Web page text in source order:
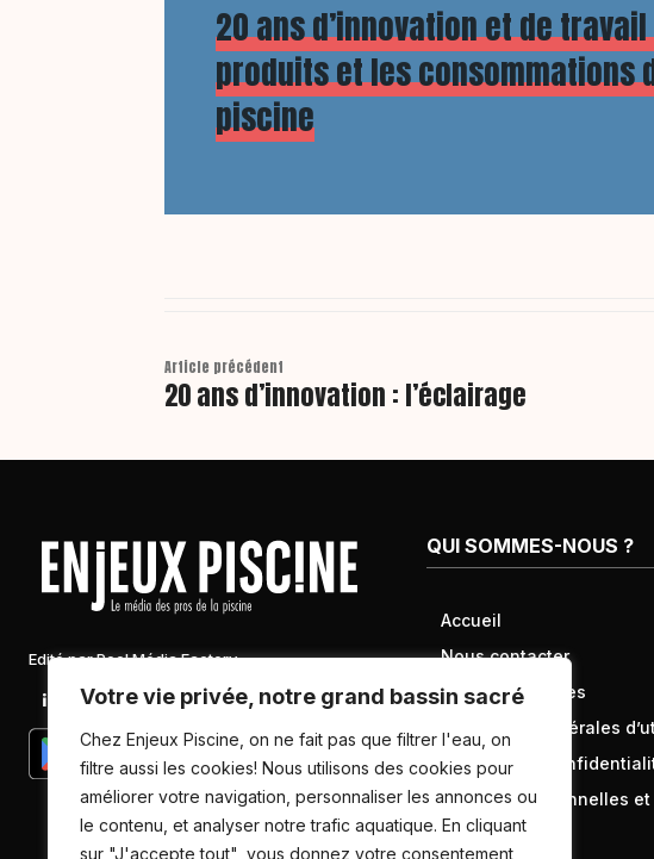
Votre vie privée, notre grand bassin sacré
Chez Enjeux Piscine, on ne fait pas que filtrer l'eau, on
filtre aussi les cookies! Nous utilisons des cookies pour
améliorer votre navigation, personnaliser les annonces ou
le contenu, et analyser notre trafic aquatique. En cliquant
sur "J'accepte tout", vous donnez votre consentement
20 ans d’innovation et de
produits et les consommations
piscine
Article précédent
20 ans d’innovation : l’éclairage
Edité par Pool Média Factory
Linkedin Newsletter
QUI SOMMES-NOUS ?
Accueil
Nous contacter
Mentions légales
Conditions générales
Politique de
données personnelles